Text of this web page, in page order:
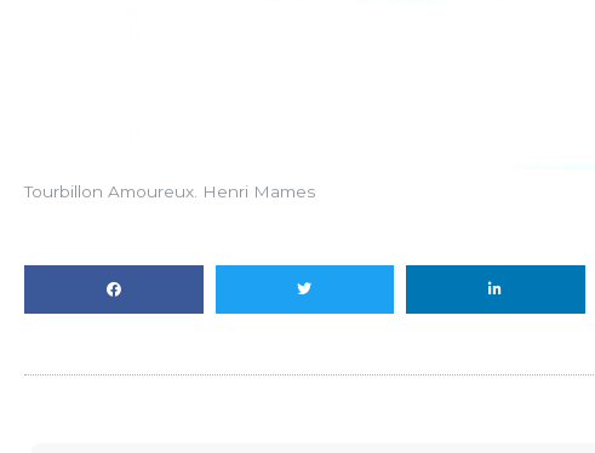
Tourbillon Amoureux. Henri Mames